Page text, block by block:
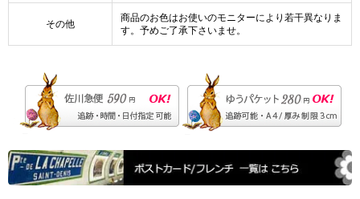
その他
商品のお色はお使いのモニターにより若干異なりま
す。予めご了承下さいませ。